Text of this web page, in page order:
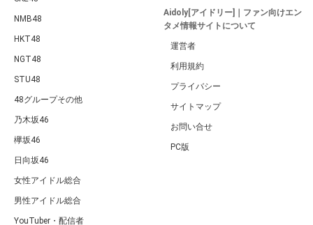
NMB48
HKT48
NGT48
STU48
48グループその他
乃木坂46
欅坂46
日向坂46
女性アイドル総合
男性アイドル総合
YouTuber・配信者
Aidoly[アイドリー]｜ファン向けエン
タメ情報サイトについて
運営者
利用規約
プライバシー
サイトマップ
お問い合せ
PC版